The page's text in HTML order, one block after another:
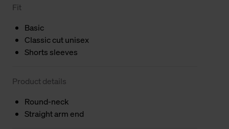
Fit
Basic
Classic cut unisex
Shorts sleeves
Product details
Round-neck
Straight arm end